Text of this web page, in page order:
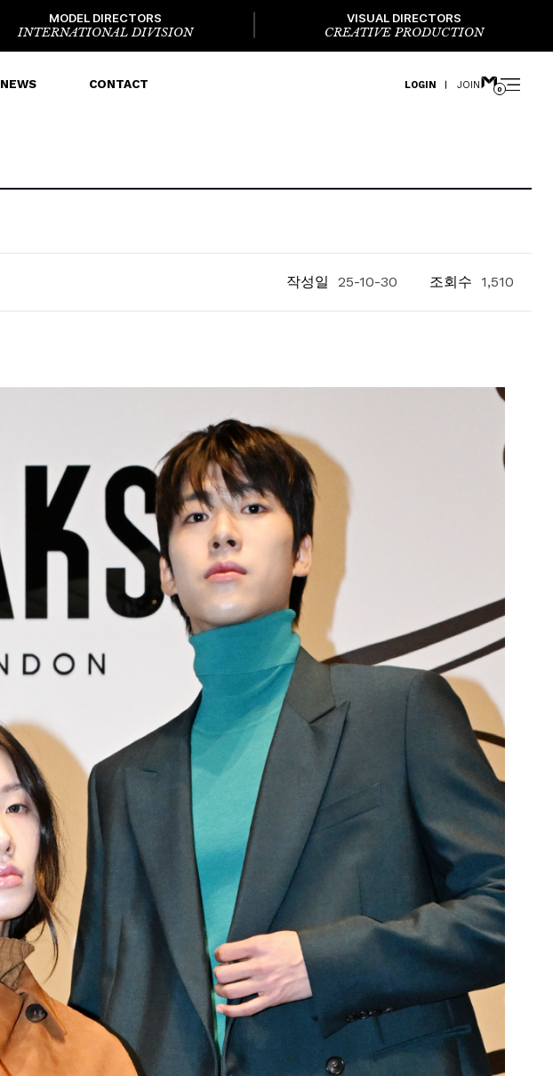
MODEL DIRECTORS
INTERNATIONAL DIVISION
VISUAL DIRECTORS
CREATIVE PRODUCTION
NEWS CONTACT LOGIN JOIN 0
작성일 25-10-30 조회수 1,510